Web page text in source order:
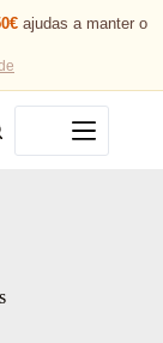
ajudas a manter o
Menu